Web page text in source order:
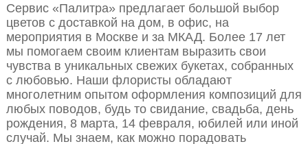
Сервис «Палитра» предлагает большой выбор
цветов с доставкой на дом, в офис, на
мероприятия в Москве и за МКАД. Более 17 лет
мы помогаем своим клиентам выразить свои
чувства в уникальных свежих букетах, собранных
с любовью. Наши флористы обладают
многолетним опытом оформления композиций для
любых поводов, будь то свидание, свадьба, день
рождения, 8 марта, 14 февраля, юбилей или иной
случай. Мы знаем, как можно порадовать